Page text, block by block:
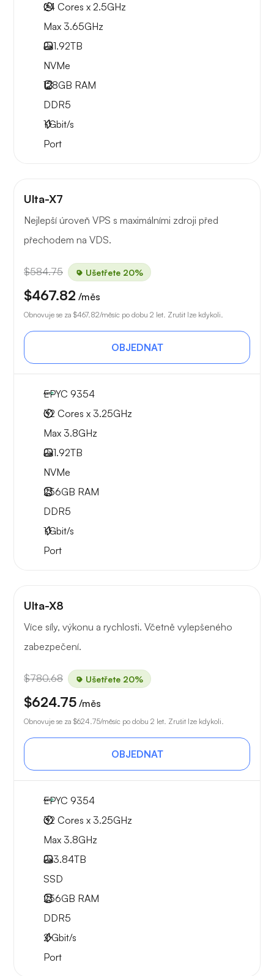
24 Cores x 2.5GHz
Max 3.65GHz
2x1.92TB
NVMe
128GB RAM
DDR5
1Gbit/s
Port
Ulta-X7
Nejlepší úroveň VPS s maximálními zdroji před
přechodem na VDS.
$584.75 Ušetřete 20%
$467.82 /měs
Obnovuje se za $467.82/měsíc po dobu 2 let. Zrušit lze kdykoli.
OBJEDNAT
EPYC 9354
32 Cores x 3.25GHz
Max 3.8GHz
2x1.92TB
NVMe
256GB RAM
DDR5
1Gbit/s
Port
Ulta-X8
Více síly, výkonu a rychlosti. Včetně vylepšeného
zabezpečení.
$780.68 Ušetřete 20%
$624.75 /měs
Obnovuje se za $624.75/měsíc po dobu 2 let. Zrušit lze kdykoli.
OBJEDNAT
EPYC 9354
32 Cores x 3.25GHz
Max 3.8GHz
2x3.84TB
SSD
256GB RAM
DDR5
2Gbit/s
Port